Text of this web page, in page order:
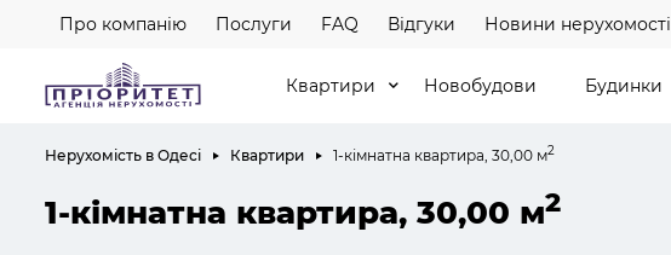
Про компанію Послуги FAQ Відгуки Новини нерухомості
Квартири Новобудови Будинки
Нерухомість в Одесі Квартири 1-кімнатна квартира, 30,00 м2
1-кімнатна квартира, 30,00 м2